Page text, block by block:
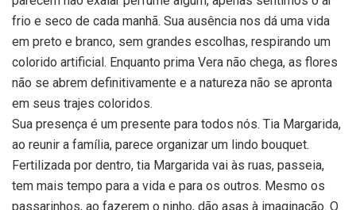
frio e seco de cada manhã. Sua ausência nos dá uma vida
em preto e branco, sem grandes escolhas, respirando um
colorido artificial. Enquanto prima Vera não chega, as flores
não se abrem definitivamente e a natureza não se apronta
em seus trajes coloridos.
Sua presença é um presente para todos nós. Tia Margarida,
ao reunir a família, parece organizar um lindo bouquet.
Fertilizada por dentro, tia Margarida vai às ruas, passeia,
tem mais tempo para a vida e para os outros. Mesmo os
passarinhos, ao fazerem o ninho, dão asas à imaginação. O